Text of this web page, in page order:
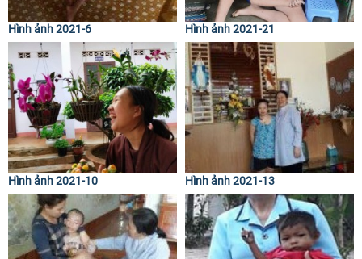
Hình ảnh 2021-6 Hình ảnh 2021-21
Hình ảnh 2021-10 Hình ảnh 2021-13